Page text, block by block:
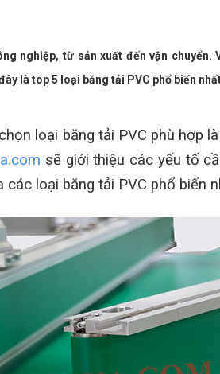
nghiệp, từ sản xuất đến vận chuyển.
là top 5 loại băng tải PVC phổ biến
loại băng tải PVC phù hợp
sẽ giới thiệu các yếu tố
loại băng tải PVC phổ biến